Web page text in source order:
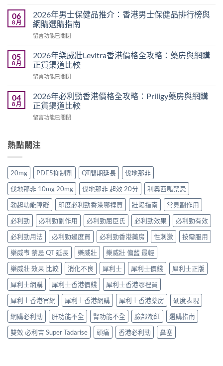
價
2026：
雙
效
哥
真
用
心
得
與
正
貨
買
指
南〉
中
年
印
度
壯
藥
正
去
裡
買？
港
渠
招
防
偽
鑑
別
南〉
中
06
8 月
2026年男士保健品推介：香港男士保健品排行榜與
網購選購指南
在
年
男
士
保
品
推
介：
香
士
品
排
行
榜
與
網
選
購
指
南〉
中
留言功能已關閉
05
8 月
2026年樂威壯Levitra香港價格全攻略：藥房與網購
正貨渠道比較
在
年
樂
威
壯
港
全
攻
略：
藥
房
與
購
正
貨
渠
道
比
較〉
中
留言功能已關閉
04
8 月
2026年必利勁香港價格全攻略：Priligy藥房與網購
正貨渠道比較
在
必
利
香
港
價
格
全
攻
略：
Priligy
藥
房
與
網
購
正
貨
渠
道
比
較〉
中
留言功能已關閉
熱點關注
20mg PDE5抑制劑 QT間期延長
伐地那非
伐地那非 10mg 20mg
伐地那非 起效 20分
利奧西呱禁忌
勃起功能障礙
印度必利勁香港哪裡買 壯陽指南
常見副作用
必利勁
必利勁副作用 必利勁屈臣氏 必利勁效果
必利勁有效
必利勁用法
必利勁邊度買 必利勁香港藥房 性刺激
按需服用
樂威壭 禁忌 QT 延長
樂威壯
樂威壯 偏藍 最輕
樂威壯 效果 比較
消化不良 犀利士 犀利士價錢
犀利士正版
犀利士網購
犀利士香港價錢
犀利士香港哪裡買
犀利士香港官網
犀利士香港網購 犀利士香港藥房
硬度表現
網購必利勁
肝功能不全 腎功能不全 臉部潮紅
選購指南
雙效 必利吉 Super Tadarise
頭痛 香港必利勁 鼻塞